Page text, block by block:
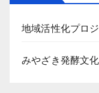
地域活性化プロ
みやざき発酵文